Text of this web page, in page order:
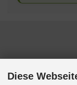
Diese